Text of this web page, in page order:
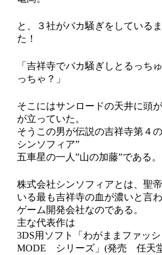
と、３社がバカ騒ぎをしている
た！
「吉祥寺でバカ騒ぎしとるっち
っちゃ？」
そこにはサンロードの天井に頭
が立っていた。
そうこの男が伝説の吉祥寺第４
シンソフィア”
五車星の一人”山の加藤”である。
株式会社シンソフィアとは、聖
いる最も吉祥寺の血が濃いと言
ゲーム開発会社なのである。
主な代表作は
3DS用ソフト「わがままファッ
MODE シリーズ」(発売 任天